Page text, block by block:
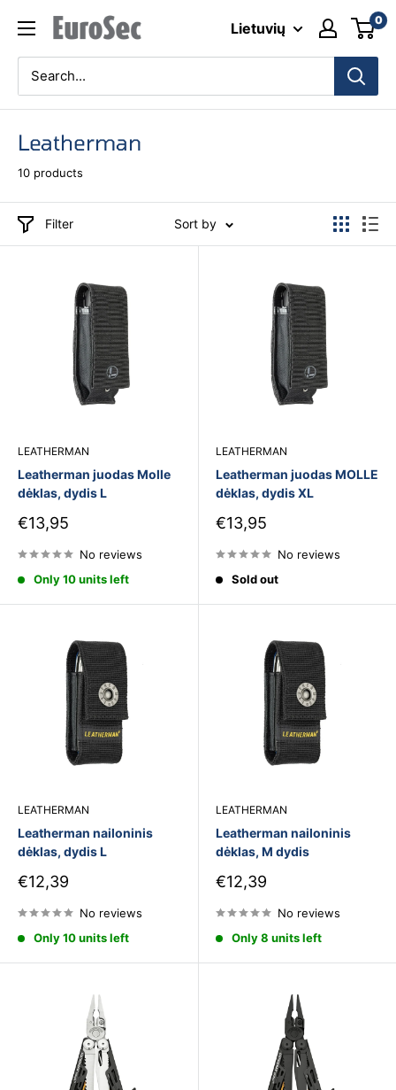
content
Eurosec Lietuvių 0
Leatherman
10 products
Filter Sort by
LEATHERMAN
Leatherman juodas Molle
dėklas, dydis L
Sale
price
€13,95
No reviews
Only 10 units left
LEATHERMAN
Leatherman juodas MOLLE
dėklas, dydis XL
Sale
price
€13,95
No reviews
Sold out
LEATHERMAN
Leatherman nailoninis
dėklas, dydis L
Sale
price
€12,39
No reviews
Only 10 units left
LEATHERMAN
Leatherman nailoninis
dėklas, M dydis
Sale
price
€12,39
No reviews
Only 8 units left